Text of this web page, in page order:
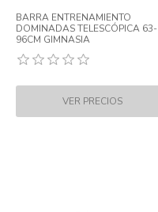
BARRA ENTRENAMIENTO
DOMINADAS TELESCÓPICA 63-
96CM GIMNASIA